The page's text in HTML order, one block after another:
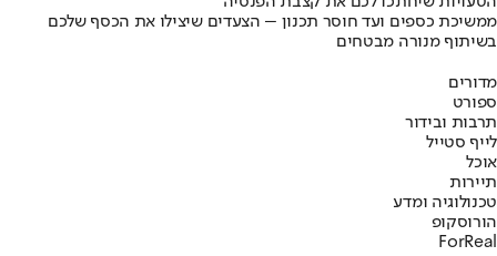
ממשיכת כספים ועד חוסר תכנון – הצעדים שיצילו את הכסף שלכם
בשיתוף מנורה מבטחים
מדורים
ספורט
תרבות ובידור
לייף סטייל
אוכל
תיירות
טכנולוגיה ומדע
הורוסקופ
ForReal